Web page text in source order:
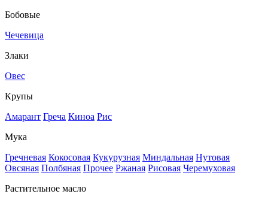
Бобовые
Чечевица
Злаки
Овес
Крупы
Амарант Греча Киноа Рис
Мука
Гречневая Кокосовая Кукурузная Миндальная Нутовая
Овсяная Полбяная Прочее Ржаная Рисовая Черемуховая
Растительное масло